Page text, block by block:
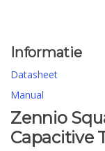
Informatie
Datasheet
Manual
Zennio
Capacitive